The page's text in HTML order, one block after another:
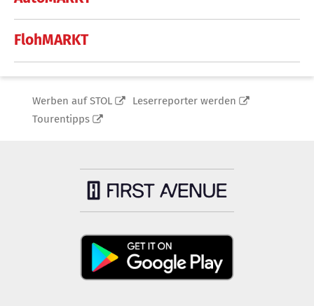
FlohMARKT
Werben auf STOL
Leserreporter werden
Tourentipps